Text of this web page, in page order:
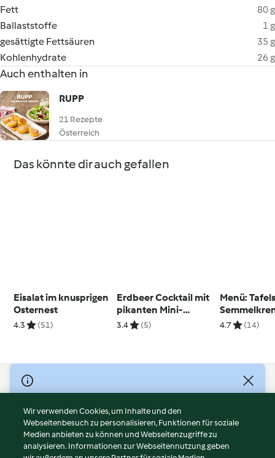
Fett
80 g
Ballaststoffe
1 g
gesättigte Fettsäuren
35 g
Kohlenhydrate
26 g
Auch enthalten in
RUPP
21 Rezepte
Österreich
Das könnte dir auch gefallen
Eisalat im knusprigen
Osternest
4.3 (51)
Erdbeer Cocktail mit
pikanten Mini-
Cheesecakes
3.4 (5)
Menü:
4.7 (14)
© Copyright 2026
Nutzungsbedingungen
Datenschutzrichtlinien
Disclaimer
Wir verwenden Cookies, um Inhalte und den
Webseitenbesuch zu personalisieren, Funktionen für soziale
Medien anbieten zu können und Webseitenzugriffe zu
analysieren. Informationen zur Webseitennutzung geben